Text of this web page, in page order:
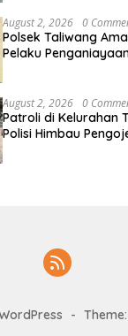
August 2, 2026 0
Polsek Taliwang
Pelaku
August 2, 2026 0
Patroli di Kelurahan
Polisi Himbau
-